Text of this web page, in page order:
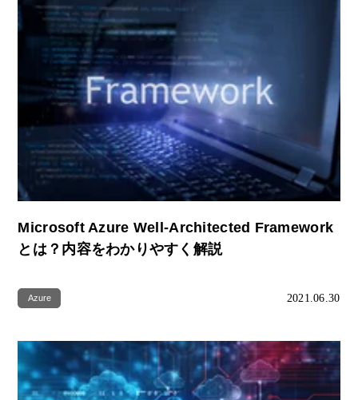
Microsoft Azure Well-Architected Framework
とは？内容をわかりやすく解説
Azure 2021.06.30